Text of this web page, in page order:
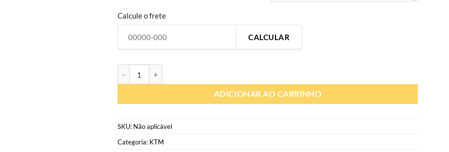
Calcule o frete
CALCULAR
ADICIONAR AO CARRINHO
SKU: Não aplicável
Categoria: KTM